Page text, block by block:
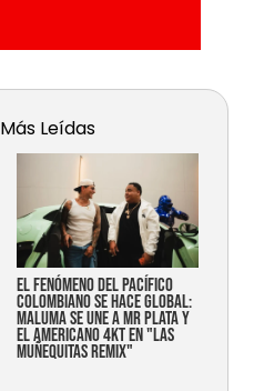
Más Leídas
EL FENÓMENO DEL PACÍFICO
COLOMBIANO SE HACE GLOBAL:
MALUMA SE UNE A MR PLATA Y
EL AMERICANO 4KT EN "LAS
MUÑEQUITAS REMIX"